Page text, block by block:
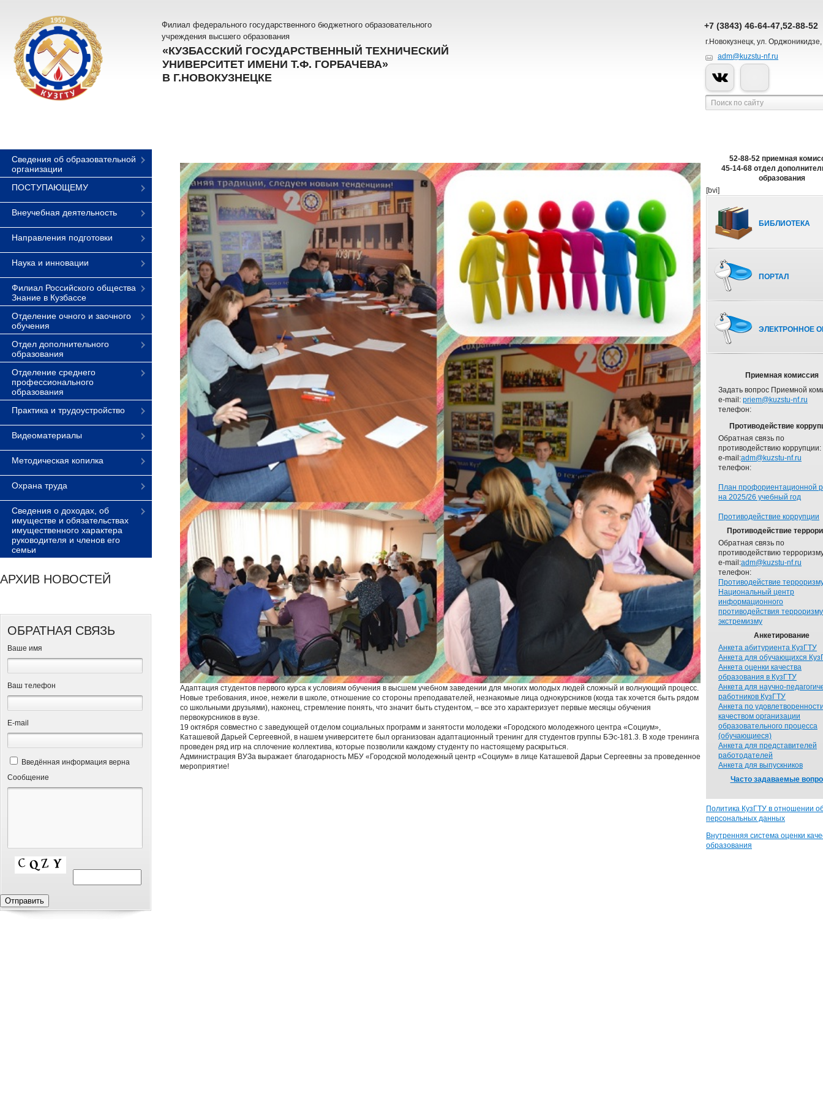
Филиал федерального государственного бюджетного образовательного
учреждения высшего образования
«КУЗБАССКИЙ ГОСУДАРСТВЕННЫЙ ТЕХНИЧЕСКИЙ
УНИВЕРСИТЕТ ИМЕНИ Т.Ф. ГОРБАЧЕВА»
В Г.НОВОКУЗНЕЦКЕ
+7 (3843) 46-64-47,52-88-52
г.Новокузнецк, ул.
adm@kuzstu-nf.ru
Сведения об образовательной
организации
ПОСТУПАЮЩЕМУ
Внеучебная деятельность
Направления подготовки
Наука и инновации
Филиал Российского общества
Знание в Кузбассе
Отделение очного и заочного
обучения
Отдел дополнительного
образования
Отделение среднего
профессионального
образования
Практика и трудоустройство
Видеоматериалы
Методическая копилка
Охрана труда
Сведения о доходах, об
имуществе и обязательствах
имущественного характера
руководителя и членов его
семьи
АРХИВ НОВОСТЕЙ
ОБРАТНАЯ СВЯЗЬ
Ваше имя
Ваш телефон
Е-mail
Введённая информация верна
Сообщение
Адаптация студентов первого курса к условиям обучения в высшем учебном заведении для многих молодых людей сложный и волнующий процесс.
Новые требования, иное, нежели в школе, отношение со стороны преподавателей, незнакомые лица однокурсников (когда так хочется быть рядом
со школьными друзьями), наконец, стремление понять, что значит быть студентом, – все это характеризует первые месяцы обучения
первокурсников в вузе.
19 октября совместно с заведующей отделом социальных программ и занятости молодежи «Городского молодежного центра «Социум»,
Каташевой Дарьей Сергеевной, в нашем университете был организован адаптационный тренинг для студентов группы БЭс-181.3. В ходе тренинга
проведен ряд игр на сплочение коллектива, которые позволили каждому студенту по настоящему раскрыться.
Администрация ВУЗа выражает благодарность МБУ «Городской молодежный центр «Социум» в лице Каташевой Дарьи Сергеевны за проведенное
мероприятие!
52-88-52 приемная
45-14-68 отдел
образования
[bvi]
БИБЛИОТЕКА
ПОРТАЛ
ЭЛЕКТРОННОЕ
Приемная комиссия
Задать вопрос Приемной
e-mail: priem@kuzstu-nf.ru
телефон:
Противодействие
Обратная связь по
противодействию коррупции:
e-mail:adm@kuzstu-nf.ru
телефон:
План профориентационной
на 2025/26 учебный год
Противодействие коррупции
Противодействие
Обратная связь по
противодействию
e-mail:adm@kuzstu-nf.ru
телефон:
Противодействие
Национальный центр
информационного
противодействия
экстремизму
Анкетирование
Анкета абитуриента КузГТУ
Анкета для обучающихся
Анкета оценки качества
образования в КузГТУ
Анкета для научно-
работников КузГТУ
Анкета по
качеством организации
образовательного процесса
(обучающиеся)
Анкета для представителей
работодателей
Анкета для выпускников
Часто задаваемые
Политика КузГТУ в отношении
персональных данных
Внутренняя система оценки
образования